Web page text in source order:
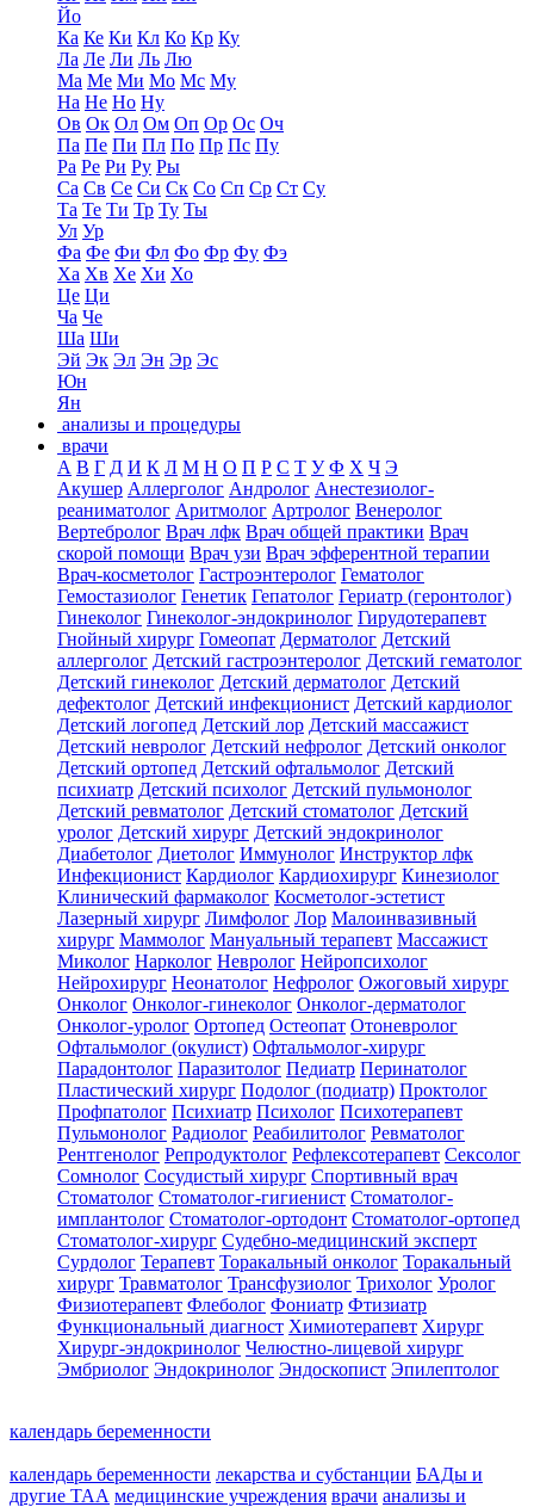
Йо
Ка Ке Ки Кл Ко Кр Ку
Ла Ле Ли Ль Лю
Ма Ме Ми Мо Мс Му
На Не Но Ну
Ов Ок Ол Ом Оп Ор Ос Оч
Па Пе Пи Пл По Пр Пс Пу
Ра Ре Ри Ру Ры
Са Св Се Си Ск Со Сп Ср Ст Су
Та Те Ти Тр Ту Ты
Ул Ур
Фа Фе Фи Фл Фо Фр Фу Фэ
Ха Хв Хе Хи Хо
Це Ци
Ча Че
Ша Ши
Эй Эк Эл Эн Эр Эс
Юн
Ян
анализы и процедуры
врачи
А В Г Д И К Л М Н О П Р С Т У Ф Х Ч Э
Акушер Аллерголог Андролог Анестезиолог-
реаниматолог Аритмолог Артролог Венеролог
Вертебролог Врач лфк Врач общей практики Врач
скорой помощи Врач узи Врач эфферентной терапии
Врач-косметолог Гастроэнтеролог Гематолог
Гемостазиолог Генетик Гепатолог Гериатр (геронтолог)
Гинеколог Гинеколог-эндокринолог Гирудотерапевт
Гнойный хирург Гомеопат Дерматолог Детский
аллерголог Детский гастроэнтеролог Детский гематолог
Детский гинеколог Детский дерматолог Детский
дефектолог Детский инфекционист Детский кардиолог
Детский логопед Детский лор Детский массажист
Детский невролог Детский нефролог Детский онколог
Детский ортопед Детский офтальмолог Детский
психиатр Детский психолог Детский пульмонолог
Детский ревматолог Детский стоматолог Детский
уролог Детский хирург Детский эндокринолог
Диабетолог Диетолог Иммунолог Инструктор лфк
Инфекционист Кардиолог Кардиохирург Кинезиолог
Клинический фармаколог Косметолог-эстетист
Лазерный хирург Лимфолог Лор Малоинвазивный
хирург Маммолог Мануальный терапевт Массажист
Миколог Нарколог Невролог Нейропсихолог
Нейрохирург Неонатолог Нефролог Ожоговый хирург
Онколог Онколог-гинеколог Онколог-дерматолог
Онколог-уролог Ортопед Остеопат Отоневролог
Офтальмолог (окулист) Офтальмолог-хирург
Парадонтолог Паразитолог Педиатр Перинатолог
Пластический хирург Подолог (подиатр) Проктолог
Профпатолог Психиатр Психолог Психотерапевт
Пульмонолог Радиолог Реабилитолог Ревматолог
Рентгенолог Репродуктолог Рефлексотерапевт Сексолог
Сомнолог Сосудистый хирург Спортивный врач
Стоматолог Стоматолог-гигиенист Стоматолог-
имплантолог Стоматолог-ортодонт Стоматолог-ортопед
Стоматолог-хирург Судебно-медицинский эксперт
Сурдолог Терапевт Торакальный онколог Торакальный
хирург Травматолог Трансфузиолог Трихолог Уролог
Физиотерапевт Флеболог Фониатр Фтизиатр
Функциональный диагност Химиотерапевт Хирург
Хирург-эндокринолог Челюстно-лицевой хирург
Эмбриолог Эндокринолог Эндоскопист Эпилептолог
календарь беременности
календарь беременности лекарства и субстанции БАДы и
другие ТАА медицинские учреждения врачи анализы и